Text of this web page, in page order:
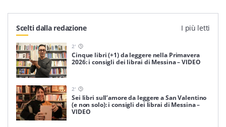
Scelti dalla redazione I più letti
2'
Cinque libri (+1) da leggere nella Primavera
2026: i consigli dei librai di Messina – VIDEO
2'
Sei libri sull’amore da leggere a San Valentino
(e non solo): i consigli dei librai di Messina –
VIDEO